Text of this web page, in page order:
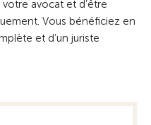
avocat et d’être
Vous bénéficiez en
et d’un juriste